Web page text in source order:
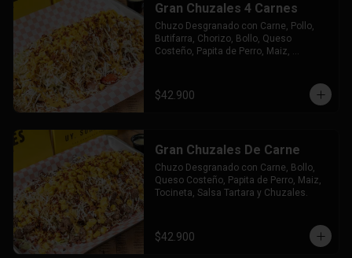
Gran Chuzales 4 Carnes
Chuzo Desgranado con Carne, Pollo,
Butifarra, Chorizo, Bollo, Queso
Costeño, Papita de Perro, Maiz,
$42.900
Gran Chuzales De Carne
Chuzo Desgranado con Carne, Bollo,
Queso Costeño, Papita de Perro, Maiz,
Tocineta, Salsa Tartara y Chuzales.
$42.900